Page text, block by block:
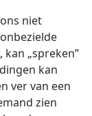
niet
„spreken”
kan
ver van een
zien